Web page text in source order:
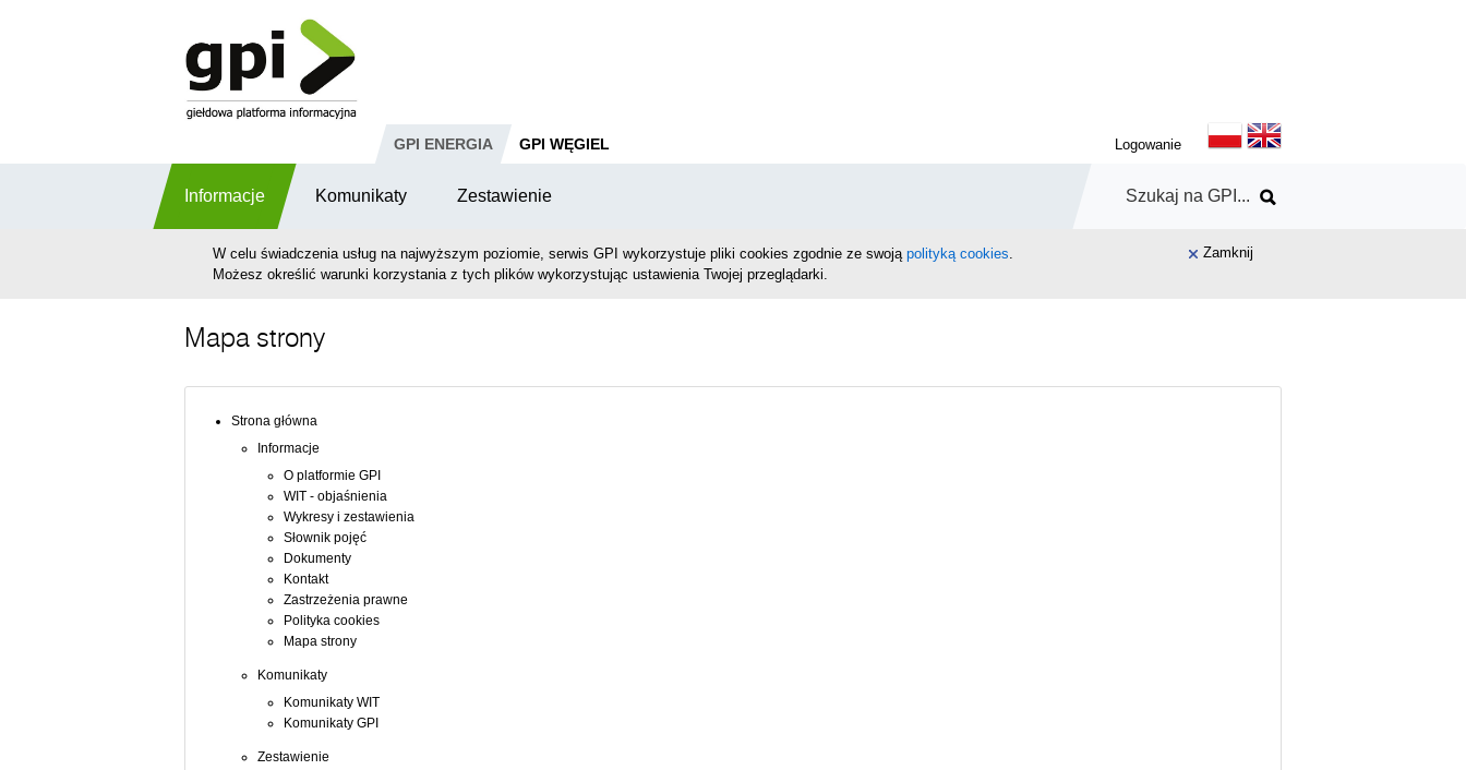
Logowanie
GPI ENERGIA GPI WĘGIEL
Informacje Komunikaty Zestawienie
W celu świadczenia usług na najwyższym poziomie, serwis GPI wykorzystuje pliki cookies zgodnie ze swoją polityką cookies.
Możesz określić warunki korzystania z tych plików wykorzystując ustawienia Twojej przeglądarki.
Zamknij
Mapa strony
Strona główna
Informacje
O platformie GPI
WIT - objaśnienia
Wykresy i zestawienia
Słownik pojęć
Dokumenty
Kontakt
Zastrzeżenia prawne
Polityka cookies
Mapa strony
Komunikaty
Komunikaty WIT
Komunikaty GPI
Zestawienie